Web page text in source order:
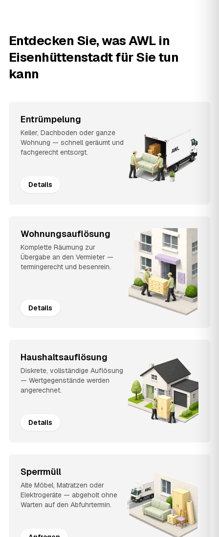
Entdecken Sie, was AWL in
Eisenhüttenstadt für Sie tun
kann
Entrümpelung
Keller, Dachboden oder ganze
Wohnung — schnell geräumt und
fachgerecht entsorgt.
Details
Wohnungsauflösung
Komplette Räumung zur
Übergabe an den Vermieter —
termingerecht und besenrein.
Details
Haushaltsauflösung
Diskrete, vollständige Auflösung
— Wertgegenstände werden
angerechnet.
Details
Sperrmüll
Alte Möbel, Matratzen oder
Elektrogeräte — abgeholt ohne
Warten auf den Abfuhrtermin.